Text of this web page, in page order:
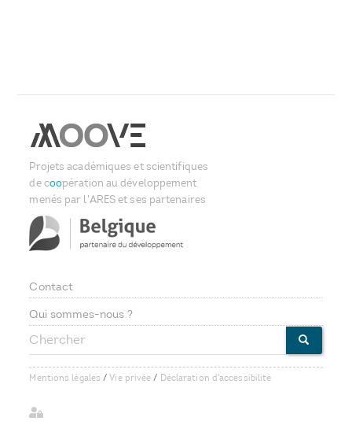
Projets académiques et scientifiques
de coopération au développement
menés par l'ARES et ses partenaires
Footer
menu
Contact
Qui sommes-nous ?
Chercher
Mentions légales / Vie privée / Déclaration d'accessibilité
User